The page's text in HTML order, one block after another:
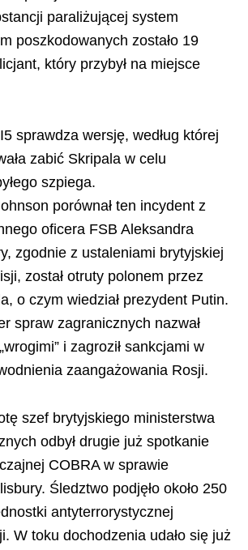
paraliżującej system
poszkodowanych zostało 19
który przybył na miejsce
sprawdza wersję, według której
zabić Skripala w celu
szpiega.
porównał ten incydent z
oficera FSB Aleksandra
zgodnie z ustaleniami brytyjskiej
został otruty polonem przez
o czym wiedział prezydent Putin.
spraw zagranicznych nazwał
i zagroził sankcjami w
zaangażowania Rosji.
szef brytyjskiego ministerstwa
odbył drugie już spotkanie
COBRA w sprawie
Śledztwo podjęło około 250
antyterrorystycznej
W toku dochodzenia udało się już